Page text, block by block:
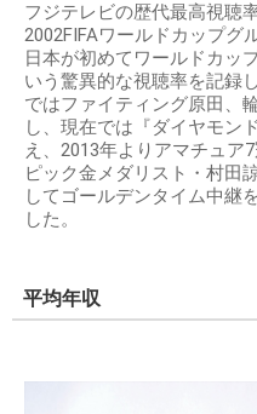
フジテレビの歴代最高視聴
2002FIFAワールドカップグ
日本が初めてワールドカッ
いう驚異的な視聴率を記録
ではファイティング原田、
し、現在では『ダイヤモン
え、2013年よりアマチュア
ピック金メダリスト・村田
してゴールデンタイム中継
した。
平均年収